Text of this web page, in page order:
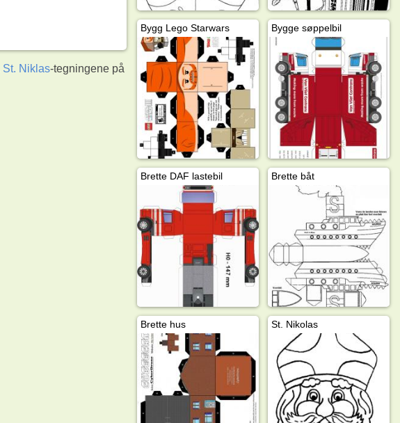
St. Niklas-tegningene på
Bygg Lego Starwars Bygge søppelbil
Brette DAF lastebil Brette båt
Brette hus St. Nikolas